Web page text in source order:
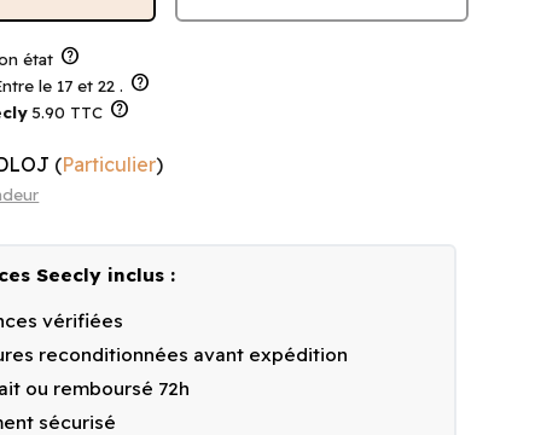
état help
le 17 et 22 . help
5.90 TTC help
(Particulier)
Seecly inclus :
vérifiées
reconditionnées avant expédition
ou remboursé 72h
sécurisé